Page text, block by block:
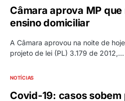
Câmara aprova MP
ensino domiciliar
A Câmara aprovou na noite de
projeto de lei (PL) 3.179 de 2012,…
NOTÍCIAS
Covid-19: casos